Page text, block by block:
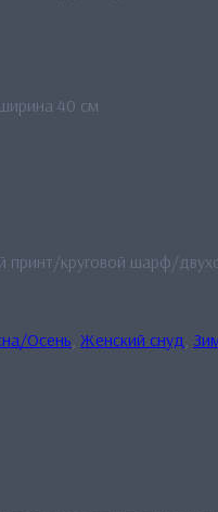
40 см
принт/круговой шарф/
Осень Женский снуд